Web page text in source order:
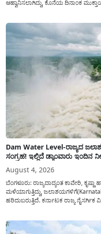
ಆಹ್ವಾನಿಸಲಾಗಿದ್ದು, ಕೊನೆಯ ದಿನಾಂಕ
ಜಾರಿಗೆ...
Dam Water Level-ರಾಜ್ಯದ
ಸಂಗ್ರಹ! ಇಲ್ಲಿದೆ ಡ್ಯಾಂವಾರು ಇಂದಿನ
August 4, 2026
ಬೆಂಗಳೂರು: ರಾಜ್ಯದಾದ್ಯಂತ ಕಾವೇರಿ,
ಮಳೆಯಾಗುತ್ತಿದ್ದು,
ಹರಿದುಬರುತ್ತಿದೆ. ಕರ್ನಾಟಕ ರಾಜ್ಯ